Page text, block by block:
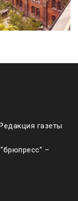
газеты
–